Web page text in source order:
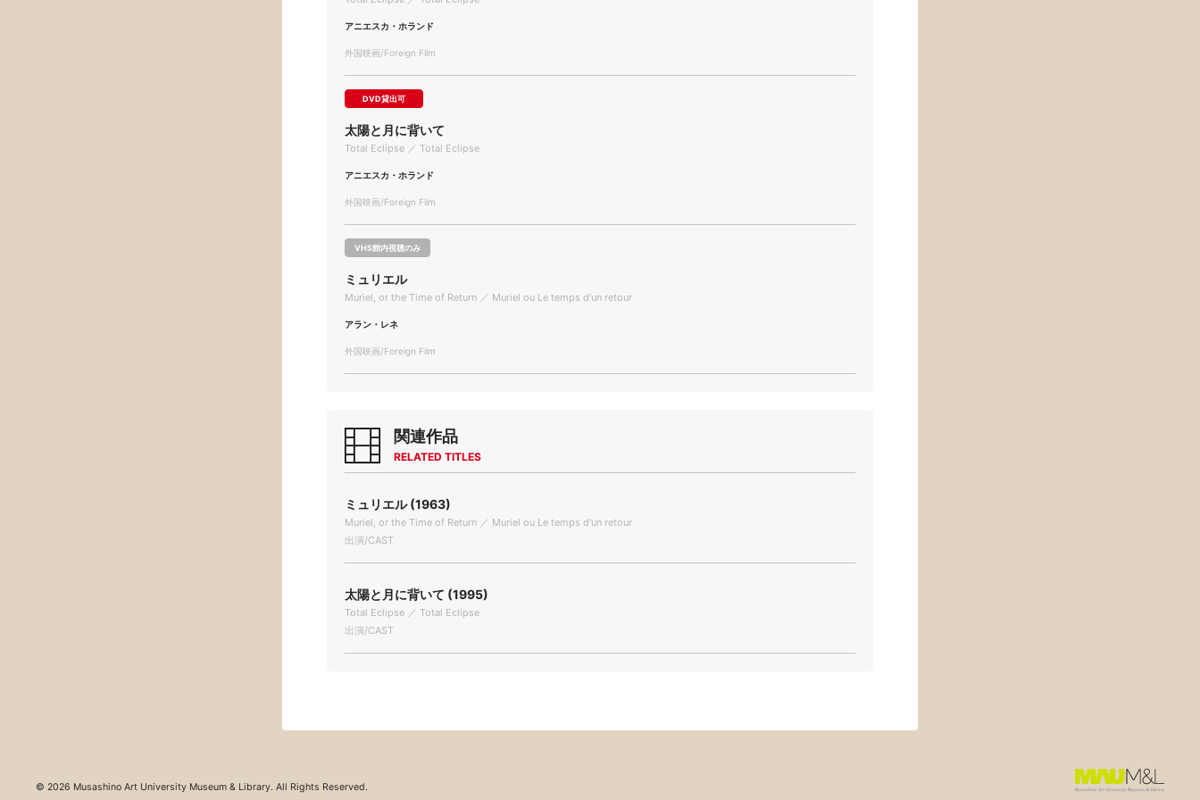
アニエスカ・ホランド
外国映画/Foreign Film
DVD貸出可
太陽と月に背いて
Total Eclipse ／ Total Eclipse
アニエスカ・ホランド
外国映画/Foreign Film
VHS館内視聴のみ
ミュリエル
Muriel, or the Time of Return ／ Muriel ou Le temps d'un retour
アラン・レネ
外国映画/Foreign Film
関連作品
RELATED TITLES
ミュリエル (1963)
Muriel, or the Time of Return ／ Muriel ou Le temps d'un retour
出演/CAST
太陽と月に背いて (1995)
Total Eclipse ／ Total Eclipse
出演/CAST
© 2026 Musashino Art University Museum & Library. All Rights Reserved.